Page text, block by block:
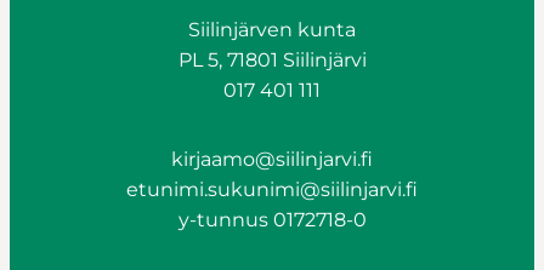
Siilinjärven kunta
PL 5, 71801 Siilinjärvi
017 401 111
kirjaamo@siilinjarvi.fi
etunimi.sukunimi@siilinjarvi.fi
y-tunnus 0172718-0